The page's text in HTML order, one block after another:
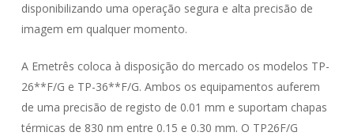
disponibilizando uma operação segura e alta precisão de
imagem em qualquer momento.
A Emetrês coloca à disposição do mercado os modelos TP-
26**F/G e TP-36**F/G. Ambos os equipamentos auferem
de uma precisão de registo de 0.01 mm e suportam chapas
térmicas de 830 nm entre 0.15 e 0.30 mm. O TP26F/G